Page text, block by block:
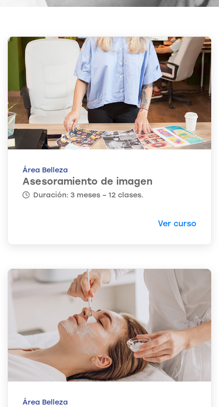
Área Belleza
Asesoramiento de imagen
Duración: 3 meses – 12 clases.
Ver curso
Área Belleza